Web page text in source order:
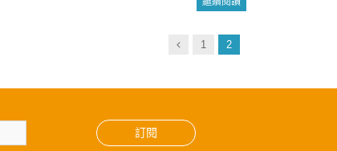
Previous
1 2
訂閱